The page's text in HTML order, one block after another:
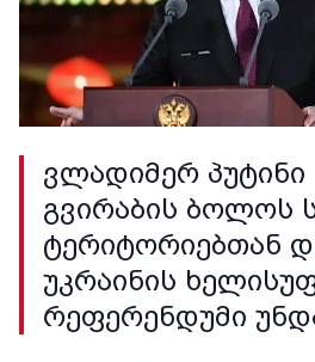
ვლადიმერ
გვირაბის ბოლოს
ტერიტორიებთან
უკრაინის
რეფერენდუმი